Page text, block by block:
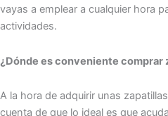
vayas a emplear a cualquier hora
actividades.
¿Dónde es conveniente comprar
A la hora de adquirir unas
cuenta de que lo ideal es que